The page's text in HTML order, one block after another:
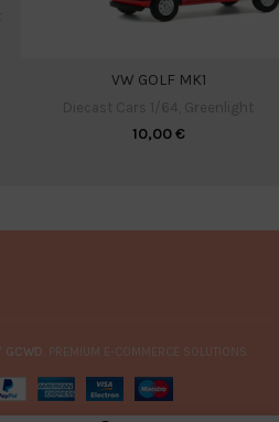
VW GOLF MK1
10,00€
GCWD . PREMIUM E-COMMERCE SOLUTIONS.